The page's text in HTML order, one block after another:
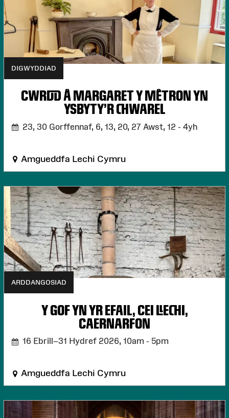
DIGWYDDIAD
CWRDD Â MARGARET Y MÊTRON YN
YSBYTY'R CHWAREL
23, 30 Gorffennaf, 6, 13, 20, 27 Awst, 12 - 4yh
Amgueddfa Lechi Cymru
ARDDANGOSIAD
Y GOF YN YR EFAIL, CEI LLECHI,
CAERNARFON
16 Ebrill–31 Hydref 2026, 10am - 5pm
Amgueddfa Lechi Cymru